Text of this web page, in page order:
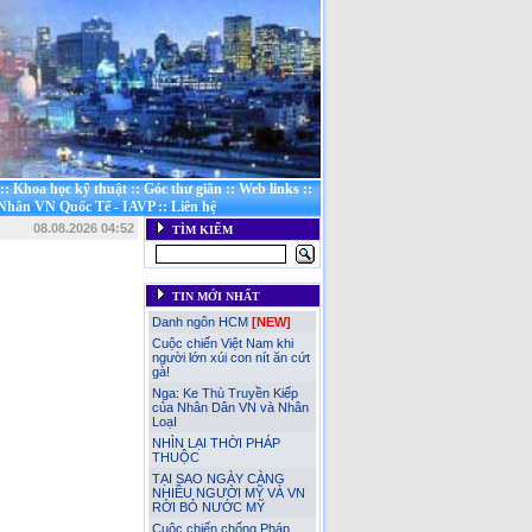
Khoa học kỹ thuật::Góc thư giãn::Web links::
VN Quốc Tế - IAVP::Liên hệ
08.08.2026 04:52 TÌM KIẾM
TIN MỚI NHẤT
Danh ngôn HCM [NEW]
Cuộc chiến Việt Nam khi
người lớn xúi con nít ăn cứt
gà!
Nga: Ke Thù Truyền Kiếp
của Nhân Dân VN và Nhân
LoạI
NHÌN LẠI THỜI PHÁP
THUỘC
TẠI SAO NGÀY CÀNG
NHIỀU NGƯỜI MỸ VÀ VN
RỜI BỎ NƯỚC MỸ
Cuộc chiến chống Pháp